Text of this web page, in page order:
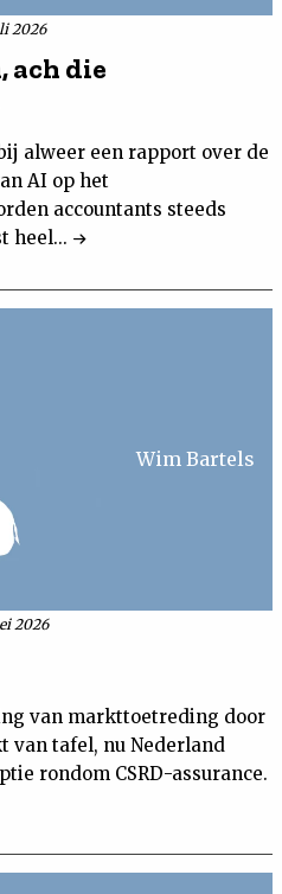
2026
ach die
alweer een rapport over de
AI op het
accountants steeds
heel...
Wim Bartels
2026
van markttoetreding door
van tafel, nu Nederland
rondom CSRD-assurance.